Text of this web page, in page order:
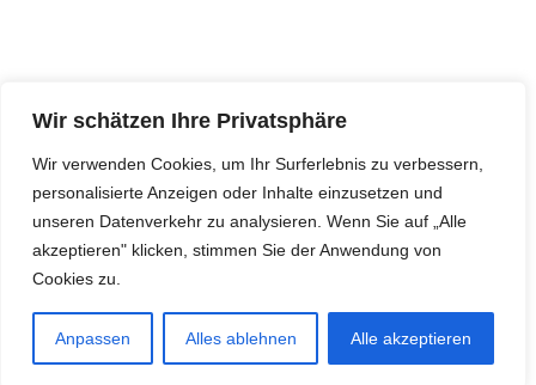
Wir schätzen Ihre Privatsphäre
Wir verwenden Cookies, um Ihr Surferlebnis zu verbessern,
personalisierte Anzeigen oder Inhalte einzusetzen und
unseren Datenverkehr zu analysieren. Wenn Sie auf „Alle
akzeptieren" klicken, stimmen Sie der Anwendung von
Cookies zu.
Anpassen Alles ablehnen Alle akzeptieren